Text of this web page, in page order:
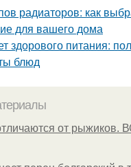
радиаторов: как
для вашего дома
здорового питания:
блюд
от